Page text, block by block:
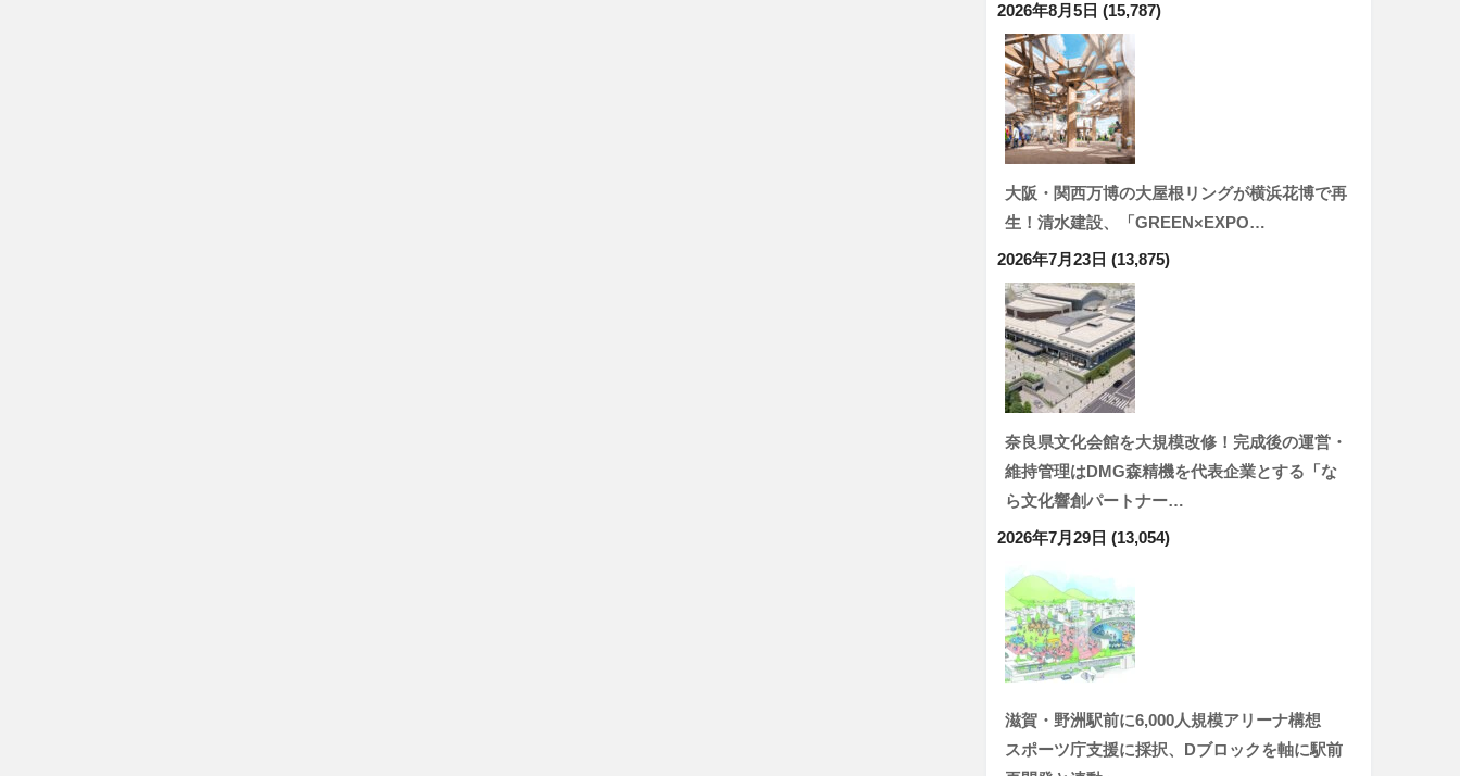
2026年8月5日 (15,787)
大阪・関西万博の大屋根リングが横浜花博で再
生！清水建設、「GREEN×EXPO…
2026年7月23日 (13,875)
奈良県文化会館を大規模改修！完成後の運営・
維持管理はDMG森精機を代表企業とする「な
ら文化響創パートナー…
2026年7月29日 (13,054)
滋賀・野洲駅前に6,000人規模アリーナ構想
スポーツ庁支援に採択、Dブロックを軸に駅前